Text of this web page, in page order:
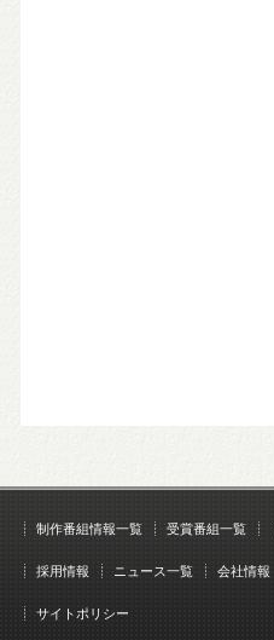
制作番組情報一覧 受賞番組一覧
採用情報 ニュース一覧 会社情報
サイトポリシー